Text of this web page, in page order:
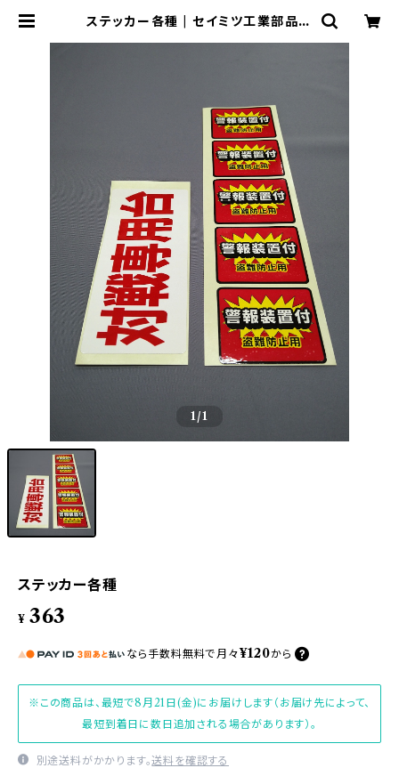
ステッカー各種 | セイミツ工業部品販
1/1
ステッカー各種
¥ 363
なら 手数料無料で 月々¥120から
※この商品は、最短で8月21日(金)にお届けします（お届け先によって、
最短到着日に数日追加される場合があります）。
別途送料がかかります。送料を確認する